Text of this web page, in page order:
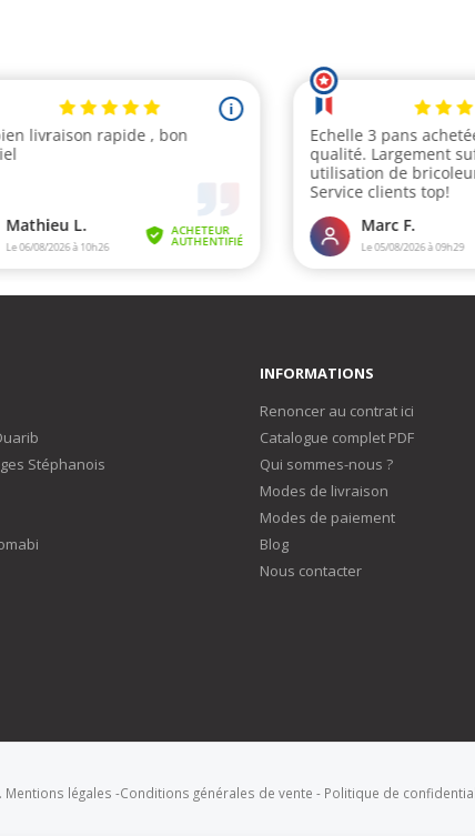
Stéphanois
INFORMATIONS
Renoncer au contrat ici
Catalogue complet PDF
Qui sommes-nous ?
Modes de livraison
Modes de paiement
Blog
Nous contacter
Mentions légales -Conditions générales de vente - Politique de